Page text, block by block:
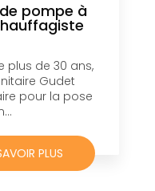
pompe à
plus de 30 ans,
Gudet
pour la pose
PLUS